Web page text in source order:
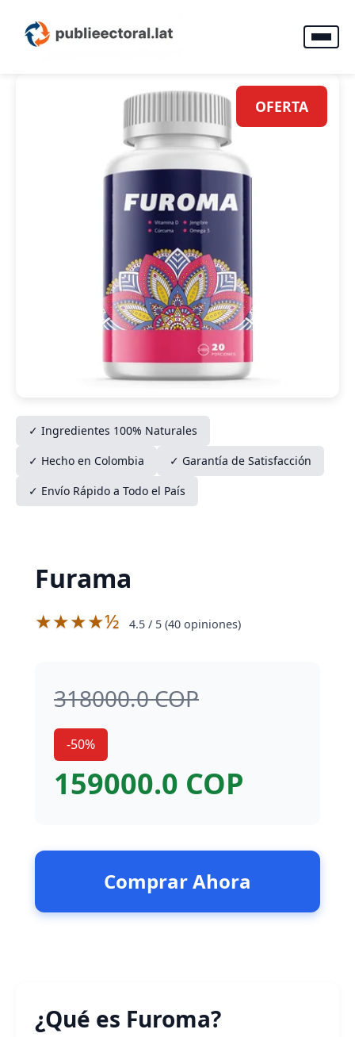
OFERTA
✓ Ingredientes 100% Naturales
✓ Hecho en Colombia
✓ Garantía de Satisfacción
✓ Envío Rápido a Todo el País
Furama
★★★★½ 4.5 / 5 (40 opiniones)
318000.0 COP
-50%
159000.0 COP
Comprar Ahora
¿Qué es Furoma?